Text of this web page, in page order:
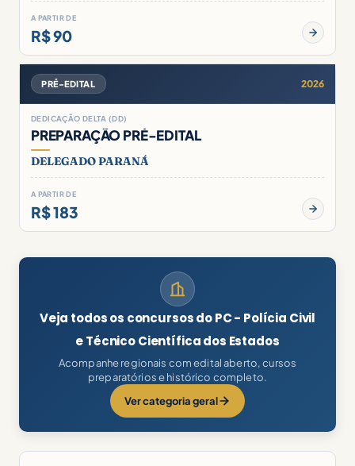
A PARTIR DE
R$ 90
PRÉ-EDITAL 2026
DEDICAÇÃO DELTA (DD)
PREPARAÇÃO PRÉ-EDITAL
DELEGADO PARANÁ
A PARTIR DE
R$ 183
Veja todos os concursos do PC - Polícia Civil
e Técnico Científica dos Estados
Acompanhe regionais com edital aberto, cursos
preparatórios e histórico completo.
Ver categoria geral